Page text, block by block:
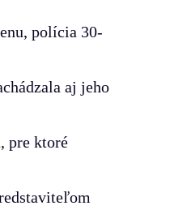
polícia 30-
aj jeho
pre ktoré